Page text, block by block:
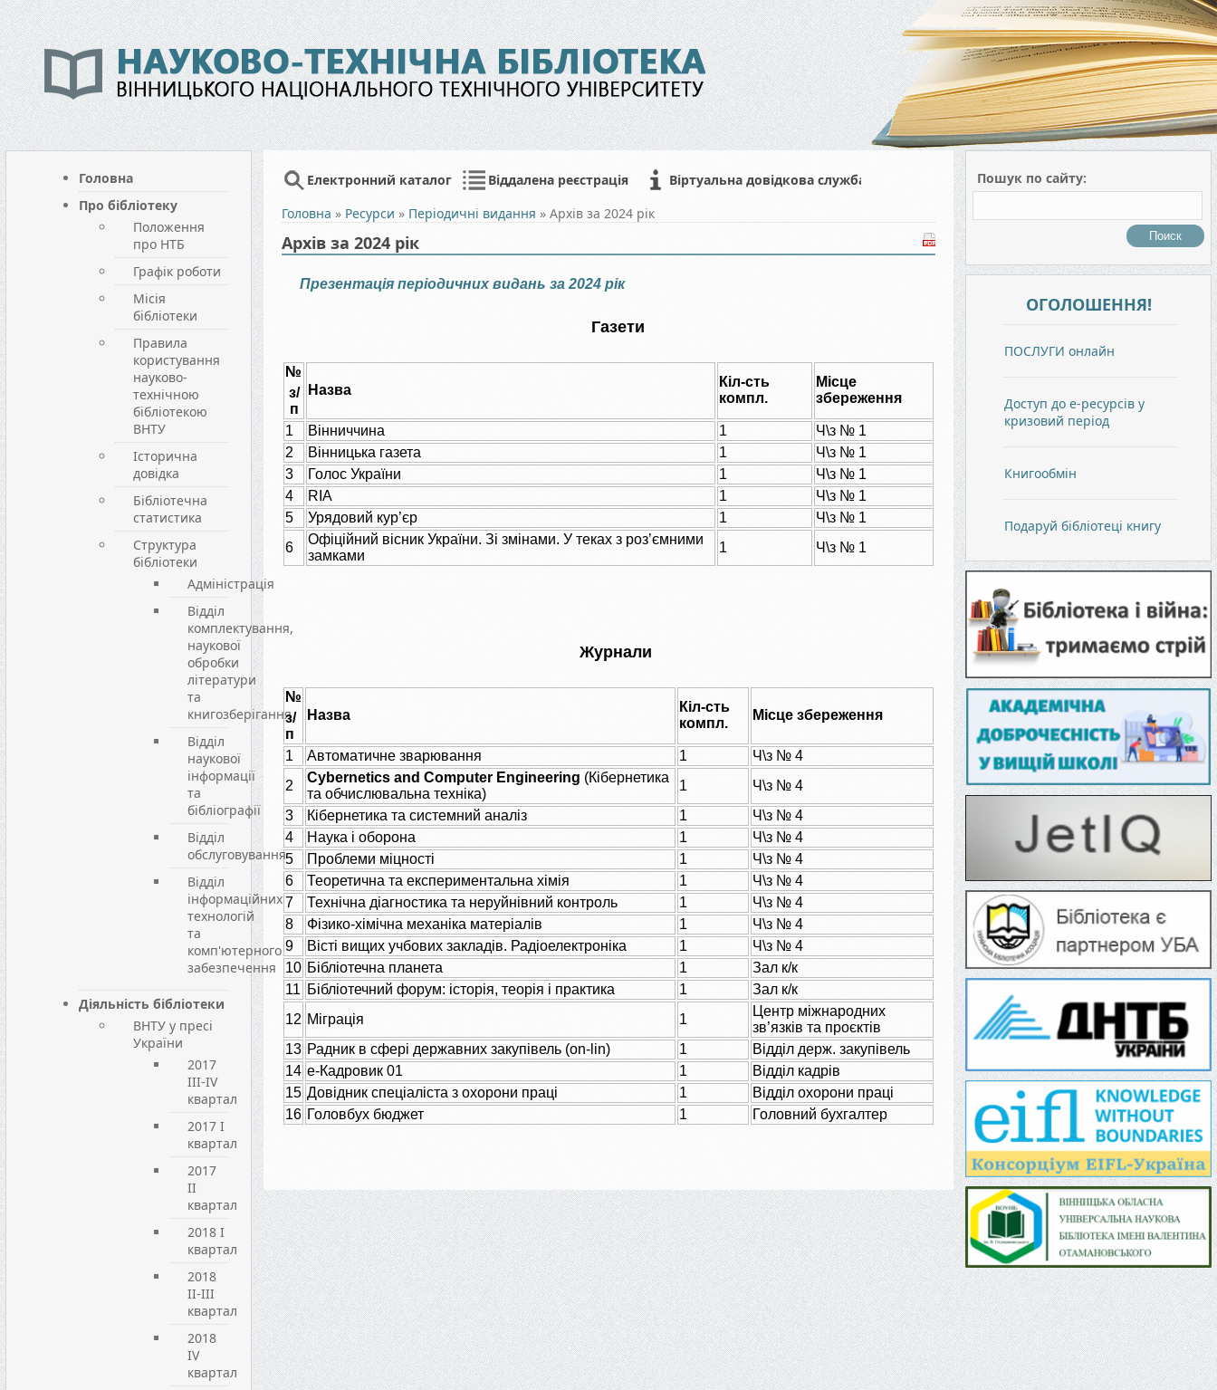
Головна
Про бібліотеку
Положення
про НТБ
Графік роботи
Місія
бібліотеки
Правила
користування
науково-
технічною
бібліотекою
ВНТУ
Історична
довідка
Бібліотечна
статистика
Структура
бібліотеки
Адміністрація
Відділ
комплектування,
наукової
обробки
літератури
та
книгозберігання
Відділ
наукової
інформації
та
бібліографії
Відділ
обслуговування
Відділ
інформаційних
технологій
та
комп'ютерного
забезпечення
Діяльність бібліотеки
ВНТУ у пресі
України
2017
III-IV
квартал
2017 I
квартал
2017
II
квартал
2018 I
квартал
2018
II-III
квартал
2018
IV
квартал
Пошук по сайту:
ОГОЛОШЕННЯ!
ПОСЛУГИ онлайн
Доступ до е-ресурсів у
кризовий період
Книгообмін
Подаруй бібліотеці книгу
Електронний каталог Віддалена реєстрація
Віртуальна довідкова служба
Головна » Ресурси » Періодичні видання » Архів за 2024 рік
Архів за 2024 рік
Презентація періодичних видань за 2024 рік
Газети
№
з/
п
Назва
Кіл-сть
компл.
Місце
збереження
1 Вінниччина 1
Ч\з № 1
2
Вінницька газета 1
Ч\з № 1
3
Голос України 1
Ч\з № 1
4
RIA 1
Ч\з № 1
5
Урядовий кур’єр 1
Ч\з № 1
6
Офіційний вісник України. Зі змінами. У теках з роз’ємними
замками
1 Ч\з № 1
Журнали
№
з/
п
Назва
Кіл-сть
компл.
Місце збереження
1 Автоматичне зварювання 1
Ч\з № 4
2
Cybernetics and Computer Engineering (Кібернетика
та обчислювальна техніка)
1
Ч\з № 4
3
Кібернетика та системний аналіз 1
Ч\з № 4
4
Наука і оборона 1
Ч\з № 4
5
Проблеми міцності 1
Ч\з № 4
6
Теоретична та експериментальна хімія 1
Ч\з № 4
7
Технічна діагностика та неруйнівний контроль 1
Ч\з № 4
8
Фізико-хімічна механіка матеріалів 1
Ч\з № 4
9
Вісті вищих учбових закладів. Радіоелектроніка 1
Ч\з № 4
10 Бібліотечна планета 1
Зал к/к
11 Бібліотечний форум: історія, теорія і практика 1
Зал к/к
12 Міграція 1
Центр міжнародних
зв’язків та проєктів
13 Радник в сфері державних закупівель (on-lin) 1
Відділ держ. закупівель
14 е-Кадровик 01 1
Відділ кадрів
15 Довідник спеціаліста з охорони праці 1
Відділ охорони праці
16 Головбух бюджет 1 Головний бухгалтер